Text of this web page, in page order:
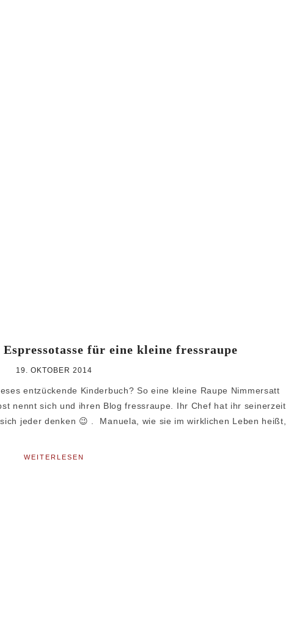
für eine kleine fressraupe
19. OKTOBER 2014
entzückende Kinderbuch? So eine kleine Raupe Nimmersatt
nennt sich und ihren Blog fressraupe. Ihr Chef hat ihr seinerzeit
jeder denken 😉 . Manuela, wie sie im wirklichen Leben heißt,
WEITERLESEN